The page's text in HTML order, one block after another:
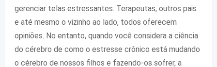
gerenciar telas estressantes. Terapeutas, outros pais
e até mesmo o vizinho ao lado, todos oferecem
opiniões. No entanto, quando você considera a ciência
do cérebro de como o estresse crônico está mudando
o cérebro de nossos filhos e fazendo-os sofrer, a